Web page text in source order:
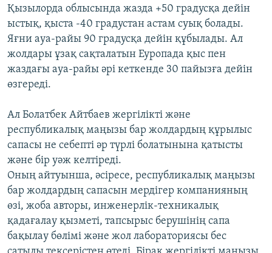
Қызылорда облысында жазда +50 градусқа дейін
ыстық, қыста -40 градустан астам суық болады.
Яғни ауа-райы 90 градусқа дейін құбылады. Ал
жолдары ұзақ сақталатын Еуропада қыс пен
жаздағы ауа-райы әрі кеткенде 30 пайызға дейін
өзгереді.
Ал Болатбек Айтбаев жергілікті және
республикалық маңызы бар жолдардың құрылыс
сапасы не себепті әр түрлі болатынына қатысты
және бір уәж келтіреді.
Оның айтуынша, әсіресе, республикалық маңызы
бар жолдардың сапасын мердігер компанияның
өзі, жоба авторы, инженерлік-техникалық
қадағалау қызметі, тапсырыс берушінің сапа
бақылау бөлімі және жол лабораториясы бес